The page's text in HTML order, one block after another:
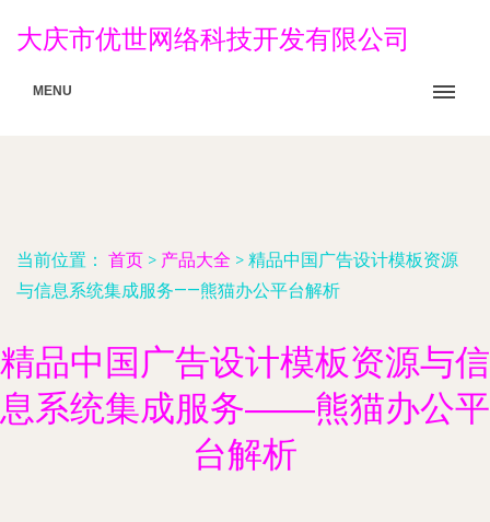
大庆市优世网络科技开发有限公司
MENU
当前位置： 首页 > 产品大全 > 精品中国广告设计模板资源
与信息系统集成服务——熊猫办公平台解析
精品中国广告设计模板资源与信
息系统集成服务——熊猫办公平
台解析